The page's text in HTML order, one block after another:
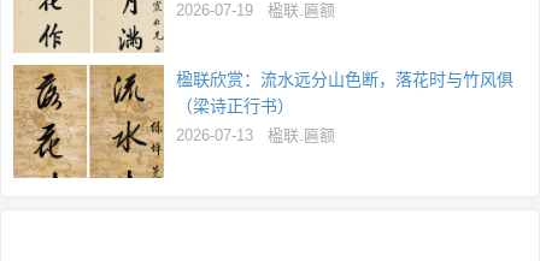
2026-07-19 楹联.匾额
楹联欣赏：流水远分山色断，落花时与竹风俱
（梁诗正行书）
2026-07-13 楹联.匾额